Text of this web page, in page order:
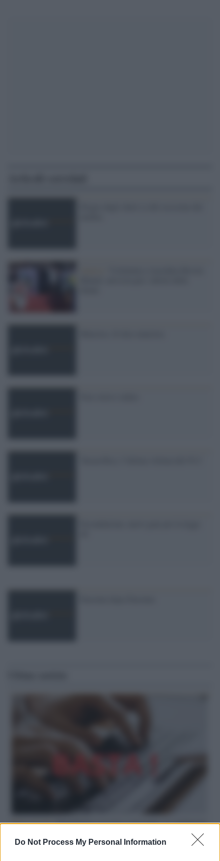
Do Not Process My Personal Information
Hate speech /Piattaforme sessiste e misogine: la solidarietà
redazione